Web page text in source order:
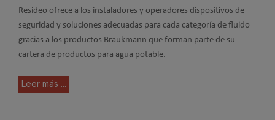
Resideo ofrece a los instaladores y operadores dispositivos de
seguridad y soluciones adecuadas para cada categoría de fluido
gracias a los productos Braukmann que forman parte de su
cartera de productos para agua potable.
Leer más ...